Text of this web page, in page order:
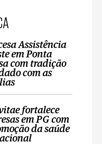
Assistência
em Ponta
com tradição
com as
fortalece
em PG com
da saúde